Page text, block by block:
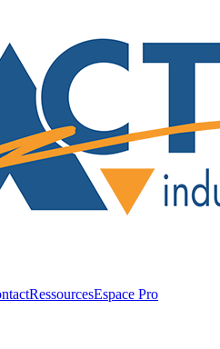
RessourcesEspace Pro